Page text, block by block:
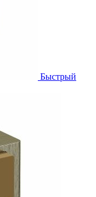
Быстрый